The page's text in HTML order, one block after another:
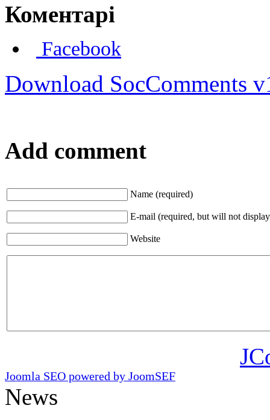
Коментарі
Facebook
Download SocComments
Add comment
Name (required)
E-mail (required, but will not
Website
Joomla SEO powered by JoomSEF
News